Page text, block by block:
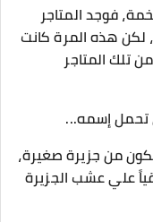
فوجد المتاجر
لكن هذه المرة كانت
تلك المتاجر
تحمل إسمه...
من جزيرة صغيرة،
علي عشب الجزيرة